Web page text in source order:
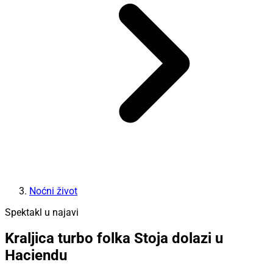
Noćni život
Spektakl u najavi
Kraljica turbo folka Stoja dolazi u
Haciendu